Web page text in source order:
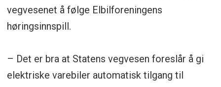
vegvesenet å følge Elbilforeningens
høringsinnspill.
– Det er bra at Statens vegvesen foreslår å gi
elektriske varebiler automatisk tilgang til